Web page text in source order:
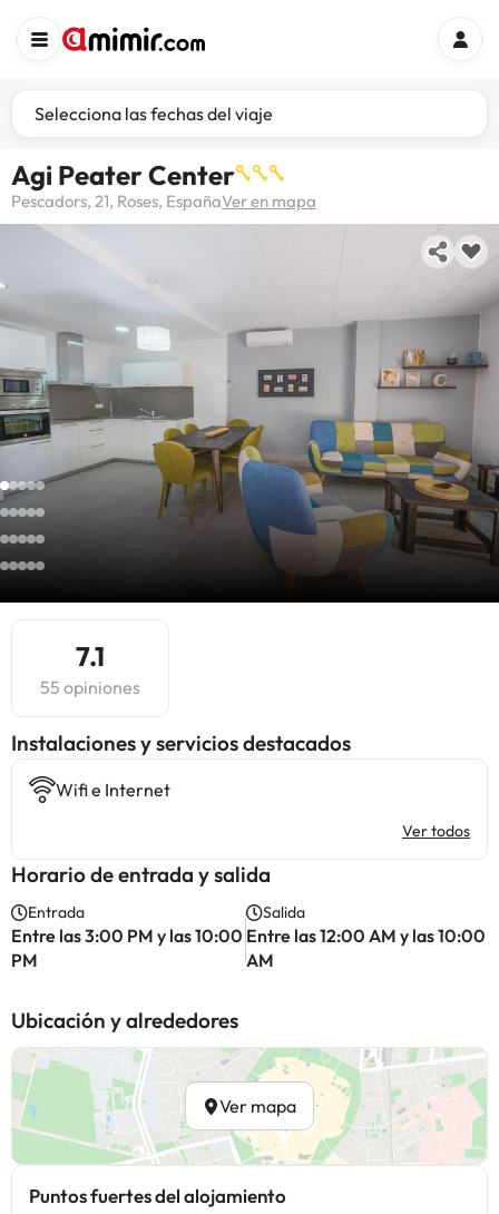
Selecciona las fechas del viaje
Agi Peater Center
Pescadors, 21, Roses, EspañaVer en mapa
7.1
55 opiniones
Instalaciones y servicios destacados
Wifi e Internet
Ver todos
Horario de entrada y salida
Entrada
Entre las 3:00 PM y las 10:00
PM
Salida
Entre las 12:00 AM y las 10:00
AM
Ubicación y alrededores
Ver mapa
Puntos fuertes del alojamiento